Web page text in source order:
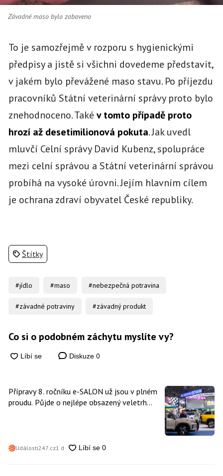
Závadné maso bylo zabaveno
To je samozřejmě v rozporu s hygienickými
předpisy a jistě si všichni dovedeme představit,
v jakém bylo převážené maso stavu. Po příjezdu
pracovníků Státní veterinární správy proto bylo
znehodnoceno. Také v tomto případě proto
hrozí až desetimilionová pokuta. Jak uvedl
mluvčí Celní správy David Kubenz, spolupráce
mezi celní správou a Státní veterinární správou
probíhá na vysoké úrovni. Jejím hlavním cílem
je ochrana zdraví obyvatel České republiky.
Štítky
#jídlo #maso #nebezpečná potravina
#závadné potraviny #závadný produkt
Co si o podobném záchytu myslíte vy?
Diskuze 0
Přípravy 8. ročníku e-SALON už jsou v plném
proudu. Půjde o nejlépe obsazený veletrh
Události247.cz1 d